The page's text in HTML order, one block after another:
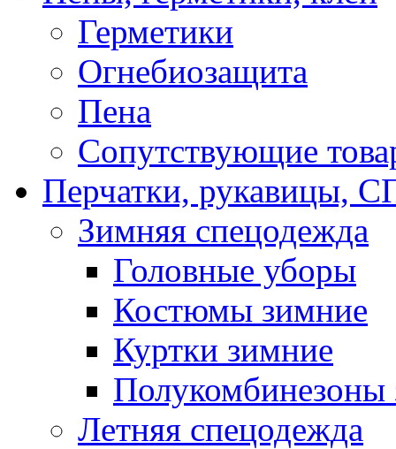
Герметики
Огнебиозащита
Пена
Сопутствующие
Перчатки,
Зимняя спецодежда
Головные уборы
Костюмы зимние
Куртки зимние
Полукомбинезоны
Летняя спецодежда